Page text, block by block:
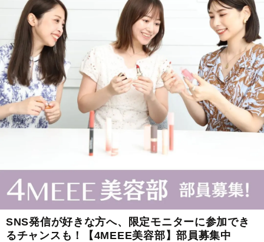
SNS発信が好きな方へ、限定モニターに参加でき
るチャンスも！【4MEEE美容部】部員募集中